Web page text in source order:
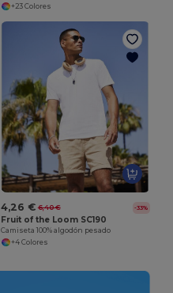
+23 Colores
4,26 € 6,40 € -33%
Fruit of the Loom SC190
Camiseta 100% algodón pesado
+4 Colores